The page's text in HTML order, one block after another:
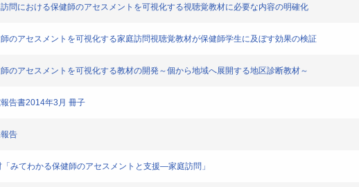
問における保健師のアセスメントを可視化する視聴覚教材に必要な内容の明確化
のアセスメントを可視化する家庭訪問視聴覚教材が保健師学生に及ぼす効果の検証
のアセスメントを可視化する教材の開発～個から地域へ展開する地区診断教材～
告書2014年3月 冊子
告
「みてわかる保健師のアセスメントと支援―家庭訪問」